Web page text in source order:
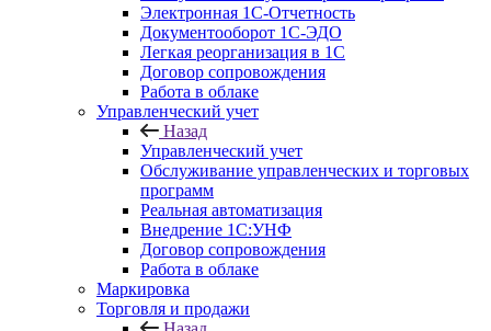
Электронная 1С-Отчетность
Документооборот 1С-ЭДО
Легкая реорганизация в 1С
Договор сопровождения
Работа в облаке
Управленческий учет
Назад
Управленческий учет
Обслуживание управленческих и торговых
программ
Реальная автоматизация
Внедрение 1С:УНФ
Договор сопровождения
Работа в облаке
Маркировка
Торговля и продажи